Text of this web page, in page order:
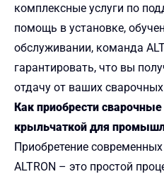
комплексные услуги по
помощь в установке,
обслуживании, команда
гарантировать, что вы
отдачу от ваших
Как приобрести
крыльчаткой для
Приобретение
ALTRON – это простой